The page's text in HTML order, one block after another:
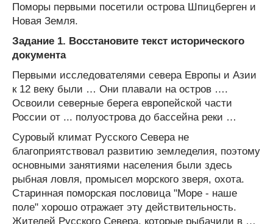
Поморы первыми посетили острова Шпицберген и
Новая Земля.
Задание 1. Восстановите текст исторического
документа
Первыми исследователями севера Европы и Азии
к 12 веку были … Они плавали на остров ….
Освоили северные берега европейской части
России от ... полуострова до бассейна реки …
Суровый климат Русского Севера не
благоприятствовал развитию земледелия, поэтому
основными занятиями населения были здесь
рыбная ловля, промысел морского зверя, охота.
Старинная поморская пословица "Море - наше
поле" хорошо отражает эту действительность.
Жителей Русского Севера, которые рыбачили в …